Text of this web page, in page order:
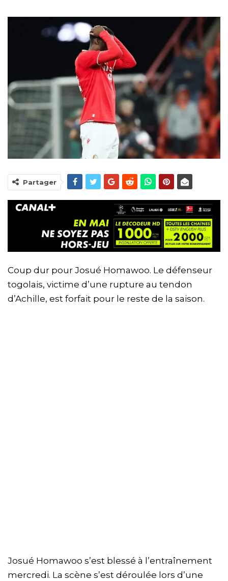
Partager
Coup dur pour Josué Homawoo. Le défenseur
togolais, victime d’une rupture au tendon
d’Achille, est forfait pour le reste de la saison.
Josué Homawoo s’est blessé à l’entraînement
mercredi. La scène s’est déroulée lors d’une